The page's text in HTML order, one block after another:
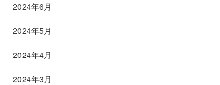
2024年6月
2024年5月
2024年4月
2024年3月